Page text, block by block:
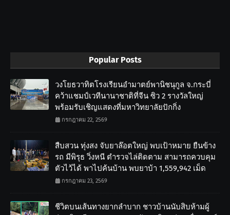
Popular Posts
วงโยธวาทิตโรงเรียนอำมาตย์พานิชนุกูล จ.กระบี่
คว้าแชมป์เวทีนานาชาติที่จีน ซิว 2 รางวัลใหญ่
พร้อมรับเชิญแสดงที่มหาวิทยาลัยปักกิ่ง
กรกฎาคม 22, 2569
สืบสวน ทุ่งสง จับยาล๊อตใหญ่ พบเป้าหมาย ยืนข้าง
รถ มีพิรุธ วิ่งหนี ตำรวจไล่ติดตาม สามารถควบคุม
ตัวไว้ได้ พาไปค้นบ้าน พบยาบ้า 1,559,942 เม็ด
กรกฎาคม 23, 2569
ชีวิตบนเส้นทางยากลำบาก ชาวบ้านนับสิบห้ามผู้